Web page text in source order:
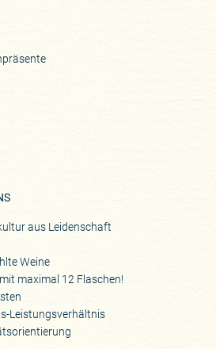
aus Leidenschaft
Weine
maximal 12 Flaschen!
Leistungsverhältnis